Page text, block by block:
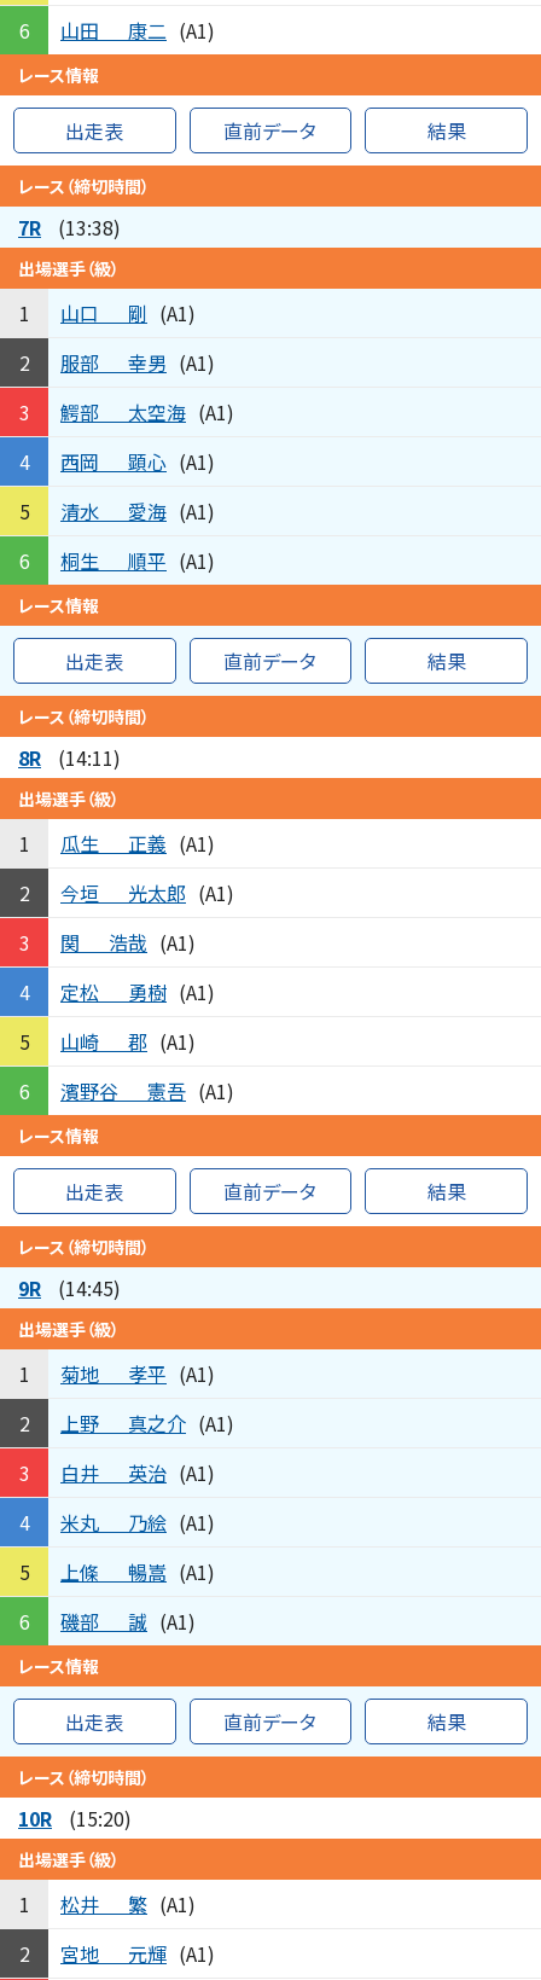
6 山田 康二 (A1)
レース情報
出走表 直前データ 結果
レース（締切時間）
7R (13:38)
出場選手（級）
1 山口 剛 (A1)
2
服部 幸男 (A1)
3
鰐部 太空海 (A1)
4
西岡 顕心 (A1)
5
清水 愛海 (A1)
6
桐生 順平 (A1)
レース情報
出走表 直前データ 結果
レース（締切時間）
8R (14:11)
出場選手（級）
1 瓜生 正義 (A1)
2
今垣 光太郎 (A1)
3
関 浩哉 (A1)
4
定松 勇樹 (A1)
5
山崎 郡 (A1)
6
濱野谷 憲吾 (A1)
レース情報
出走表 直前データ 結果
レース（締切時間）
9R (14:45)
出場選手（級）
1 菊地 孝平 (A1)
2
上野 真之介 (A1)
3
白井 英治 (A1)
4
米丸 乃絵 (A1)
5
上條 暢嵩 (A1)
6
磯部 誠 (A1)
レース情報
出走表 直前データ 結果
レース（締切時間）
10R (15:20)
出場選手（級）
1 松井 繁 (A1)
2
宮地 元輝 (A1)